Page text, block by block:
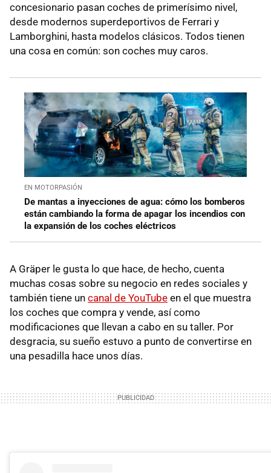
concesionario pasan coches de primerísimo nivel,
desde modernos superdeportivos de Ferrari y
Lamborghini, hasta modelos clásicos. Todos tienen
una cosa en común: son coches muy caros.
EN MOTORPASIÓN
De mantas a inyecciones de agua: cómo los bomberos
están cambiando la forma de apagar los incendios con
la expansión de los coches eléctricos
A Gräper le gusta lo que hace, de hecho, cuenta
muchas cosas sobre su negocio en redes sociales y
también tiene un canal de YouTube en el que muestra
los coches que compra y vende, así como
modificaciones que llevan a cabo en su taller. Por
desgracia, su sueño estuvo a punto de convertirse en
una pesadilla hace unos días.